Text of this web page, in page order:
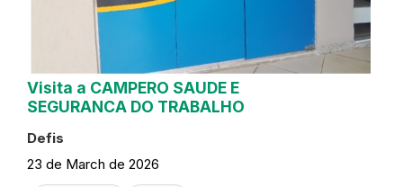
Visita a CAMPERO SAUDE E
SEGURANCA DO TRABALHO
Defis
23 de March de 2026